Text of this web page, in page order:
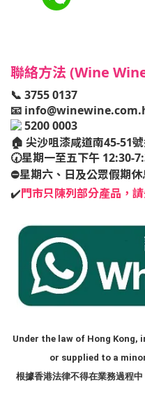
聯絡方法 (Wine
📞 3755 0137
📧
5200 0003
🏠 尖沙咀漆咸道南45-51
🕢星期一至五下午 12:30-
⛔️星期六、日及公眾假期休
✔️門市只陳列部分產品，
Under the law of Hong
or supplied to a
根據香港法律不得在業務過程